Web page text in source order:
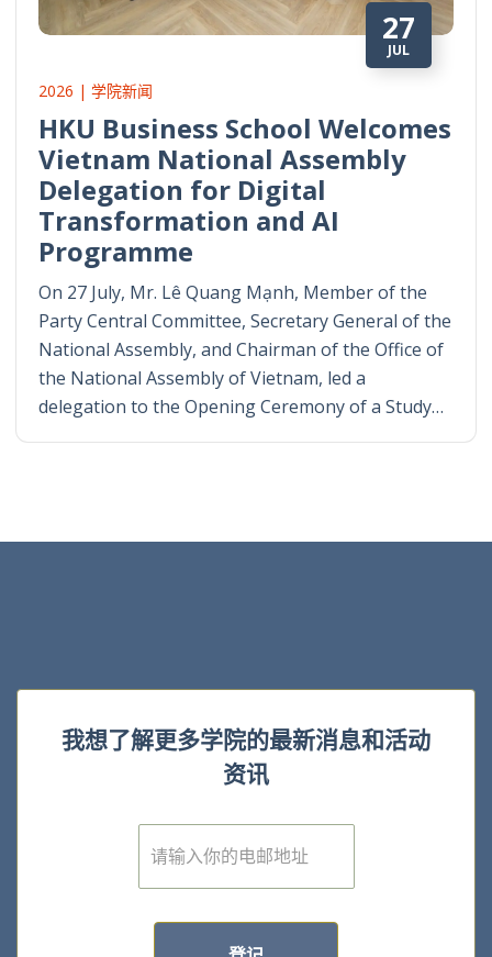
27
JUL
2026 | 学院新闻
HKU Business School Welcomes
Vietnam National Assembly
Delegation for Digital
Transformation and AI
Programme
On 27 July, Mr. Lê Quang Mạnh, Member of the
Party Central Committee, Secretary General of the
National Assembly, and Chairman of the Office of
the National Assembly of Vietnam, led a
delegation to the Opening Ceremony of a Study…
我想了解更多学院的最新消息和活动
资讯
E
m